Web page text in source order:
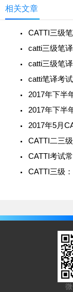
相关文章
CATTI三级
catti三级笔译
catti三级笔
catti笔译考
2017年下半
2017年下半
2017年5月
CATTI二三
CATTI考试
CATTI三级